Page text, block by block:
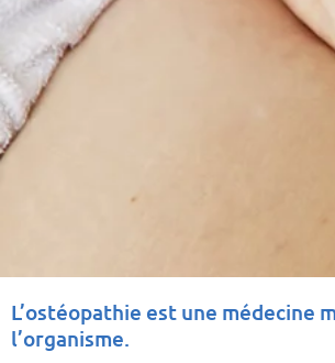
L’ostéopathie est une
l’organisme.